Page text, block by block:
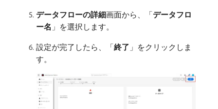
データフローの詳細​画面から、「データフロ
ー名 」を選択します。
設定が完了したら、「終了 」をクリックしま
す。